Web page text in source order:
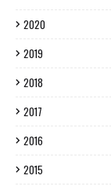
2020
2019
2018
2017
2016
2015